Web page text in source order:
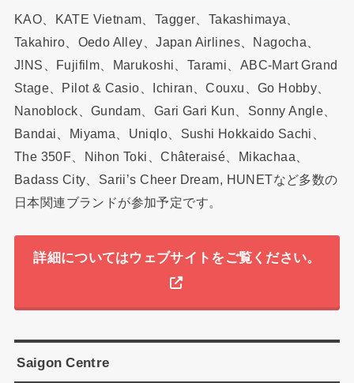
KAO、KATE Vietnam、Tagger、Takashimaya、
Takahiro、Oedo Alley、Japan Airlines、Nagocha、
J!NS、Fujifilm、Marukoshi、Tarami、ABC-Mart Grand
Stage、Pilot & Casio、Ichiran、Couxu、Go Hobby、
Nanoblock、Gundam、Gari Gari Kun、Sonny Angle、
Bandai、Miyama、Uniqlo、Sushi Hokkaido Sachi、
The 350F、Nihon Toki、Châteraisé、Mikachaa、
Badass City、Sarii’s Cheer Dream, HUNETなど多数の
日本関連ブランドが参加予定です。
詳細についてはウェブサイトをご覧ください。
Saigon Centre